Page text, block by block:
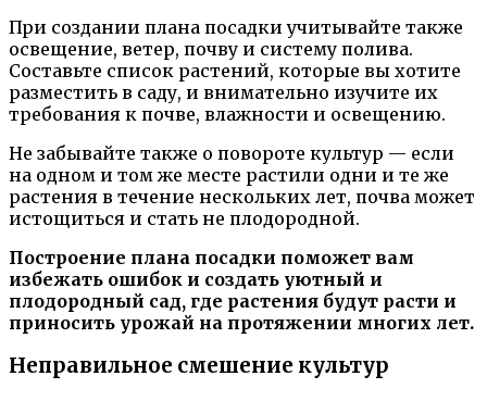
При создании плана посадки учитывайте также
освещение, ветер, почву и систему полива.
Составьте список растений, которые вы хотите
разместить в саду, и внимательно изучите их
требования к почве, влажности и освещению.
Не забывайте также о повороте культур — если
на одном и том же месте растили одни и те же
растения в течение нескольких лет, почва может
истощиться и стать не плодородной.
Построение плана посадки поможет вам
избежать ошибок и создать уютный и
плодородный сад, где растения будут расти и
приносить урожай на протяжении многих лет.
Неправильное смешение культур